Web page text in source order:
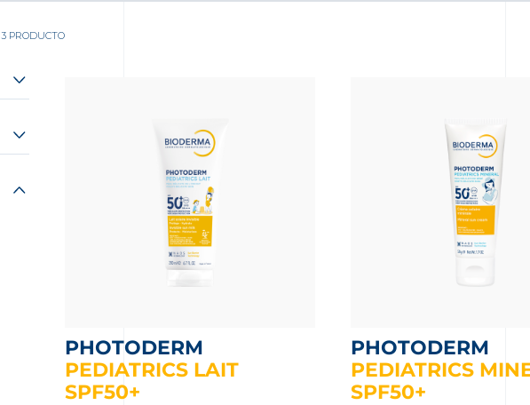
3 PRODUCTO
PHOTODERM
PEDIATRICS LAIT
SPF50+
PHOTODERM
PEDIATRICS
SPF50+